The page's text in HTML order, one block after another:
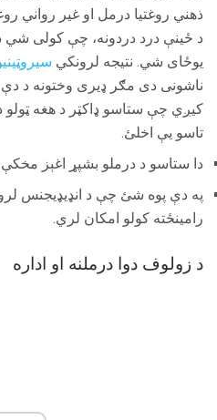
ذهني روغتیا درمل او غیر رواني
د ځینې درد دردونه، چې کولی شي
یوځای شي. نتیجه لرونکي
ناشونی دی مګر ډیری وختونه د دې
کیږي چې ستاسو ډاکټر د هغه
تاسو یې اخلئ.
دا ستاسو د درملو بشپړ اغېز
په دې پوه شئ چې د انډیډیجنس
رامینځته کولو امکان لري.
د زولوف دوا درملنه او اداره